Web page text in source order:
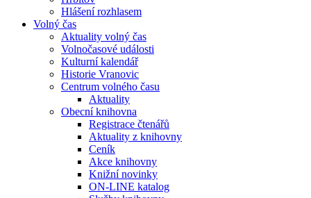
Hlášení rozhlasem
Volný čas
Aktuality volný čas
Volnočasové události
Kulturní kalendář
Historie Vranovic
Centrum volného času
Aktuality
Obecní knihovna
Registrace čtenářů
Aktuality z knihovny
Ceník
Akce knihovny
Knižní novinky
ON-LINE katalog